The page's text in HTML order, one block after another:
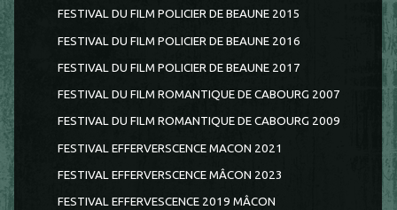
FESTIVAL DU FILM POLICIER DE BEAUNE 2015
FESTIVAL DU FILM POLICIER DE BEAUNE 2016
FESTIVAL DU FILM POLICIER DE BEAUNE 2017
FESTIVAL DU FILM ROMANTIQUE DE CABOURG 2007
FESTIVAL DU FILM ROMANTIQUE DE CABOURG 2009
FESTIVAL EFFERVERSCENCE MACON 2021
FESTIVAL EFFERVERSCENCE MÂCON 2023
FESTIVAL EFFERVESCENCE 2019 MÂCON